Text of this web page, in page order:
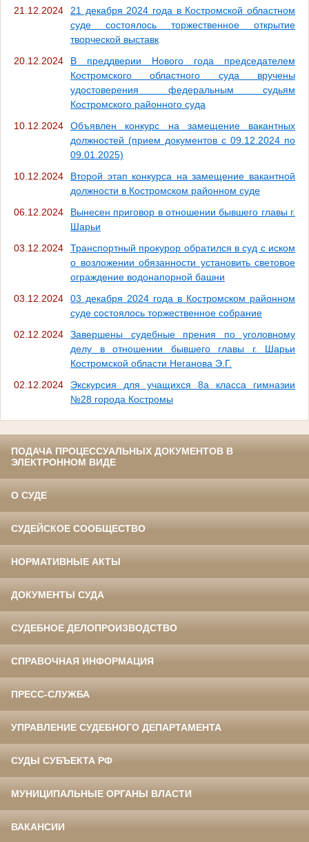
21.12.2024
21 декабря 2024 года в Костромской областном
суде состоялось торжественное открытие
творческой выставк
20.12.2024
В преддверии Нового года председателем
Костромского областного суда вручены
удостоверения федеральным судьям
Костромского районного суда
10.12.2024
Объявлен конкурс на замещение вакантных
должностей (прием документов с 09.12.2024 по
09.01.2025)
10.12.2024
Второй этап конкурса на замещение вакантной
должности в Костромском районном суде
06.12.2024
Вынесен приговор в отношении бывшего главы г.
Шарьи
03.12.2024
Транспортный прокурор обратился в суд с иском
о возложении обязанности установить световое
ограждение водонапорной башни
03.12.2024
03 декабря 2024 года в Костромском районном
суде состоялось торжественное собрание
02.12.2024
Завершены судебные прения по уголовному
делу в отношении бывшего главы г. Шарьи
Костромской области Неганова Э.Г.
02.12.2024
Экскурсия для учащихся 8а класса гимназии
№28 города Костромы
ПОДАЧА ПРОЦЕССУАЛЬНЫХ ДОКУМЕНТОВ В
ЭЛЕКТРОННОМ ВИДЕ
О СУДЕ
СУДЕЙСКОЕ СООБЩЕСТВО
НОРМАТИВНЫЕ АКТЫ
ДОКУМЕНТЫ СУДА
СУДЕБНОЕ ДЕЛОПРОИЗВОДСТВО
СПРАВОЧНАЯ ИНФОРМАЦИЯ
ПРЕСС-СЛУЖБА
УПРАВЛЕНИЕ СУДЕБНОГО ДЕПАРТАМЕНТА
СУДЫ СУБЪЕКТА РФ
МУНИЦИПАЛЬНЫЕ ОРГАНЫ ВЛАСТИ
ВАКАНСИИ